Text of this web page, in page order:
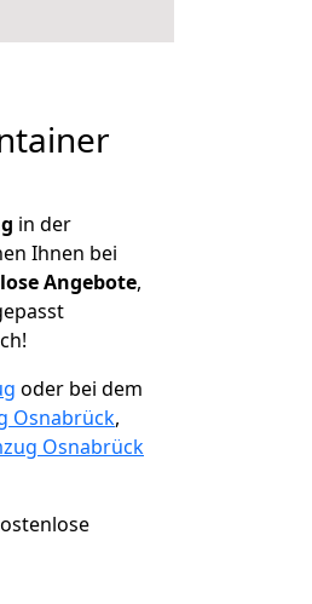
in der
Ihnen bei
Angebote,
oder bei dem
Osnabrück,
Osnabrück